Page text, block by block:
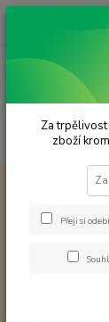
Papírové
Za
zboží
Přeji si